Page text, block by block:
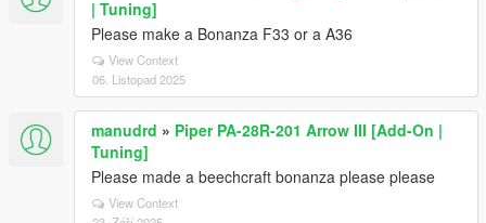
| Tuning]
Please make a Bonanza F33 or a A36
View Context
06. Listopad 2025
manudrd » Piper PA-28R-201 Arrow III [Add-On |
Tuning]
Please made a beechcraft bonanza please please
View Context